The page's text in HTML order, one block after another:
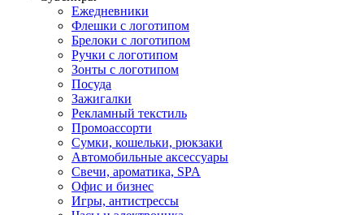
Ежедневники
Флешки с логотипом
Брелоки с логотипом
Ручки с логотипом
Зонты с логотипом
Посуда
Зажигалки
Рекламный текстиль
Промоассорти
Сумки, кошельки, рюкзаки
Автомобильные аксессуары
Свечи, ароматика, SPA
Офис и бизнес
Игры, антистрессы